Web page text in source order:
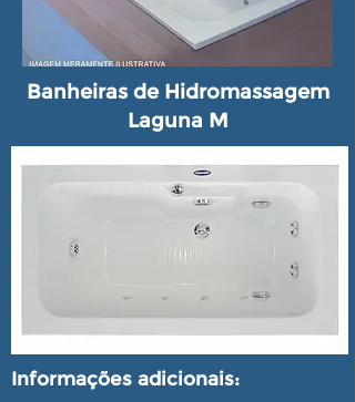
Banheiras de Hidromassagem
Laguna M
Informações adicionais: